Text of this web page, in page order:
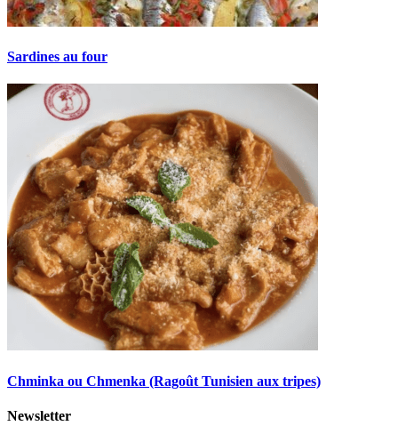
Sardines au four
Chminka ou Chmenka (Ragoût Tunisien aux tripes)
Newsletter